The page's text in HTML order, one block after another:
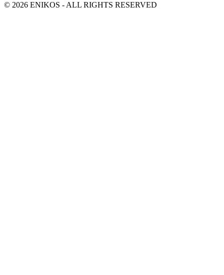
© 2026 ENIKOS - ALL RIGHTS RESERVED